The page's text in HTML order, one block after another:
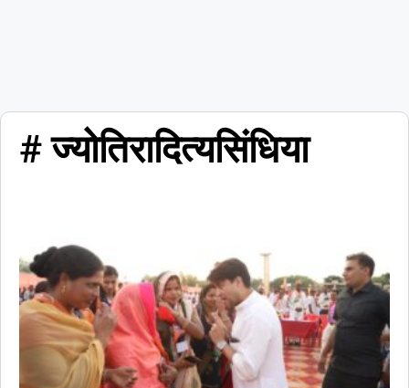
# ज्योतिरादित्यसिंधिया